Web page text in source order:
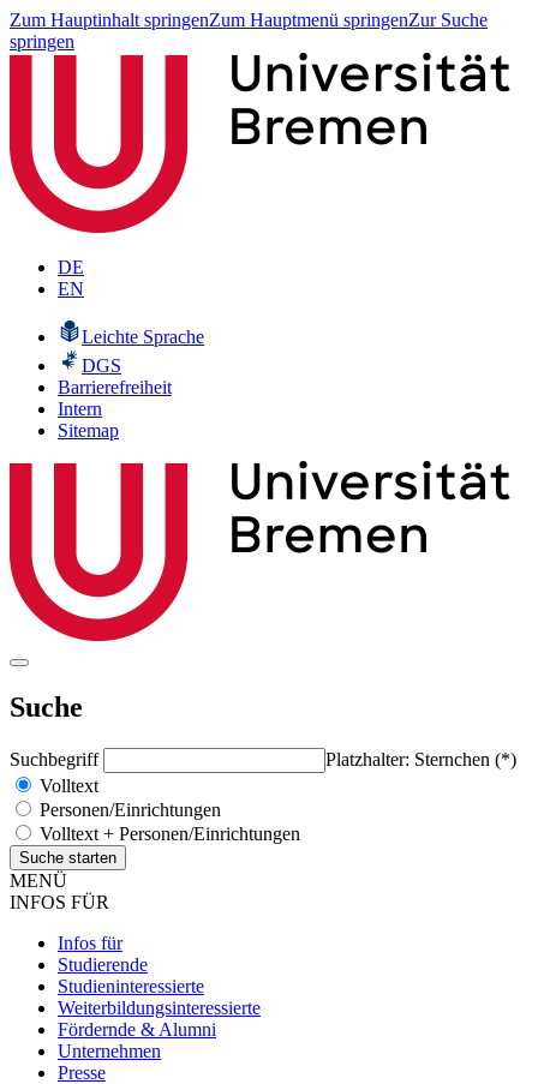
Zum Hauptinhalt springenZum Hauptmenü springenZur Suche
springen
DE
EN
Leichte Sprache
DGS
Barrierefreiheit
Intern
Sitemap
Suche
Suchbegriff
Platzhalter: Sternchen (*)
Volltext
Personen/Einrichtungen
Volltext + Personen/Einrichtungen
MENÜ
INFOS FÜR
Infos für
Studierende
Studieninteressierte
Weiterbildungsinteressierte
Fördernde & Alumni
Unternehmen
Presse